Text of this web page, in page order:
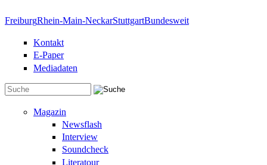
FreiburgRhein-Main-NeckarStuttgartBundesweit
Kontakt
E-Paper
Mediadaten
Magazin
Newsflash
Interview
Soundcheck
Literatour